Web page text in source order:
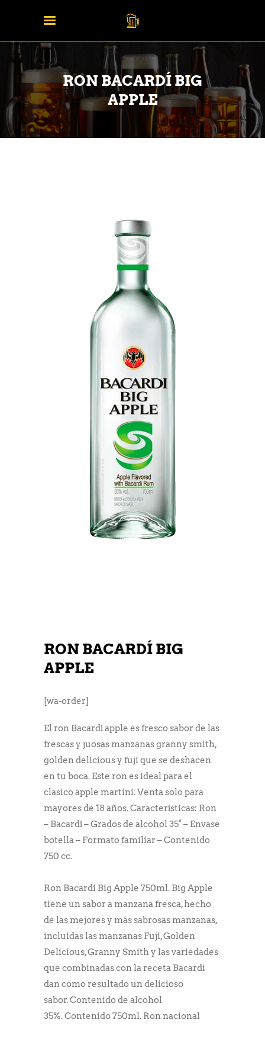
RON BACARDÍ BIG
APPLE
RON BACARDÍ BIG
APPLE
[wa-order]
El ron Bacardí apple es fresco sabor de las
frescas y juosas manzanas granny smith,
golden delicious y fuji que se deshacen
en tu boca. Este ron es ideal para el
clasico apple martini. Venta solo para
mayores de 18 años. Características: Ron
– Bacardí – Grados de alcohol 35° – Envase
botella – Formato familiar – Contenido
750 cc.
Ron Bacardi Big Apple 750ml. Big Apple
tiene un sabor a manzana fresca, hecho
de las mejores y más sabrosas manzanas,
incluidas las manzanas Fuji, Golden
Delicious, Granny Smith y las variedades
que combinadas con la receta Bacardi
dan como resultado un delicioso
sabor. Contenido de alcohol
35%. Contenido 750ml. Ron nacional